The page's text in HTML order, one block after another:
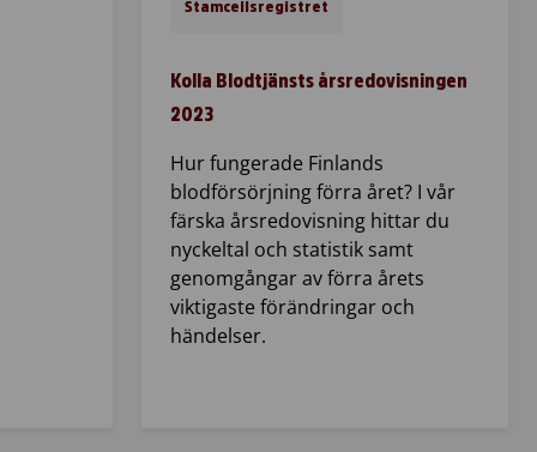
Stamcellsregistret
Kolla Blodtjänsts årsredovisningen
2023
Hur fungerade Finlands
blodförsörjning förra året? I vår
färska årsredovisning hittar du
nyckeltal och statistik samt
genomgångar av förra årets
viktigaste förändringar och
händelser.